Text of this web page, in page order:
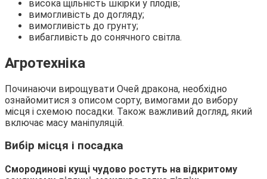
висока щільність шкірки у плодів;
вимогливість до догляду;
вимогливість до грунту;
вибагливість до сонячного світла.
Агротехніка
Починаючи вирощувати Очей дракона, необхідно
ознайомитися з описом сорту, вимогами до вибору
місця і схемою посадки. Також важливий догляд, який
включає масу маніпуляцій.
Вибір місця і посадка
Смородинові кущі чудово ростуть на відкритому